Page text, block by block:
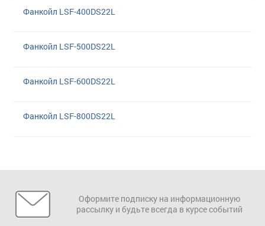
Фанкойл LSF-400DS22L
Фанкойл LSF-500DS22L
Фанкойл LSF-600DS22L
Фанкойл LSF-800DS22L
Оформите подписку на информационную
рассылку и будьте всегда в курсе событий